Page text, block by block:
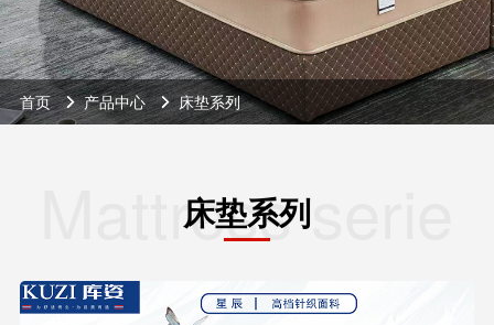
首页 产品中心 床垫系列
Mattress series
床垫系列